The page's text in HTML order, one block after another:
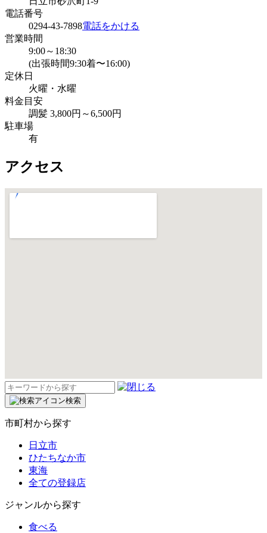
電話番号
0294-43-7898電話をかける
営業時間
9:00～18:30
(出張時間9:30着〜16:00)
定休日
火曜・水曜
料金目安
調髪 3,800円～6,500円
駐車場
有
アクセス
検
索:
検索
市町村から探す
日立市
ひたちなか市
東海
全ての登録店
ジャンルから探す
食べる